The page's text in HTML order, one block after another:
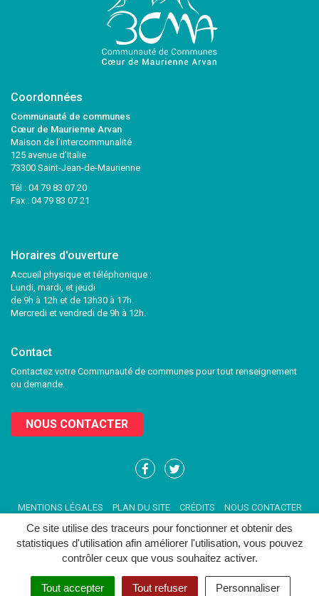
Ce site utilise des traceurs pour fonctionner et obtenir des
statistiques d'utilisation afin améliorer l'utilisation, vous pouvez
contrôler ceux que vous souhaitez activer.
Tout accepter Tout refuser Personnaliser
Coordonnées
Communauté de communes
Cœur de Maurienne Arvan
Maison de l’intercommunalité
125 avenue d’Italie
73300 Saint-Jean-de-Maurienne
Tél : 04 79 83 07 20
Fax : 04 79 83 07 21
Horaires d'ouverture
Accueil physique et téléphonique :
Lundi, mardi, et jeudi
de 9h à 12h et de 13h30 à 17h.
Mercredi et vendredi de 9h à 12h.
Contact
Contactez votre Communauté de communes pour tout renseignement
ou demande.
NOUS CONTACTER
Lien
compte
Facebook
Lien
compte
Twitter
MENTIONS LÉGALES PLAN DU SITE CRÉDITS NOUS CONTACTER